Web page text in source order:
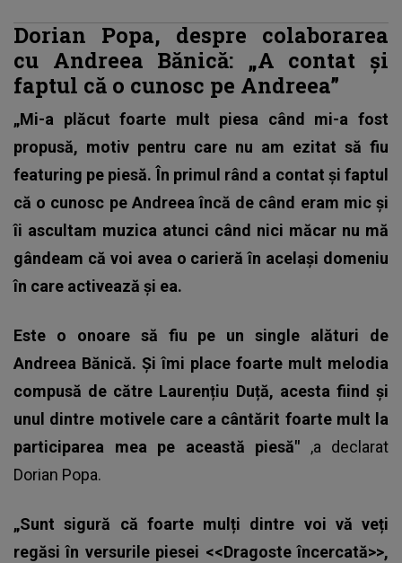
Dorian Popa, despre colaborarea
cu Andreea Bănică: „A contat și
faptul că o cunosc pe Andreea”
„Mi-a plăcut foarte mult piesa când mi-a fost
propusă, motiv pentru care nu am ezitat să fiu
featuring pe piesă. În primul rând a contat și faptul
că o cunosc pe Andreea încă de când eram mic și
îi ascultam muzica atunci când nici măcar nu mă
gândeam că voi avea o carieră în același domeniu
în care activează și ea.
Este o onoare să fiu pe un single alături de
Andreea Bănică. Și îmi place foarte mult melodia
compusă de către Laurențiu Duță, acesta fiind și
unul dintre motivele care a cântărit foarte mult la
participarea mea pe această piesă" ,a declarat
Dorian Popa.
„Sunt sigură că foarte mulți dintre voi vă veți
regăsi în versurile piesei <<Dragoste încercată>>,